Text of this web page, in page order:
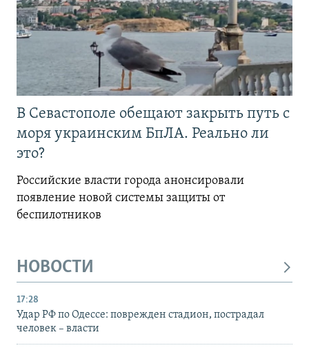
В Севастополе обещают закрыть путь с
моря украинским БпЛА. Реально ли
это?
Российские власти города анонсировали
появление новой системы защиты от
беспилотников
НОВОСТИ
17:28
Удар РФ по Одессе: поврежден стадион, пострадал
человек – власти